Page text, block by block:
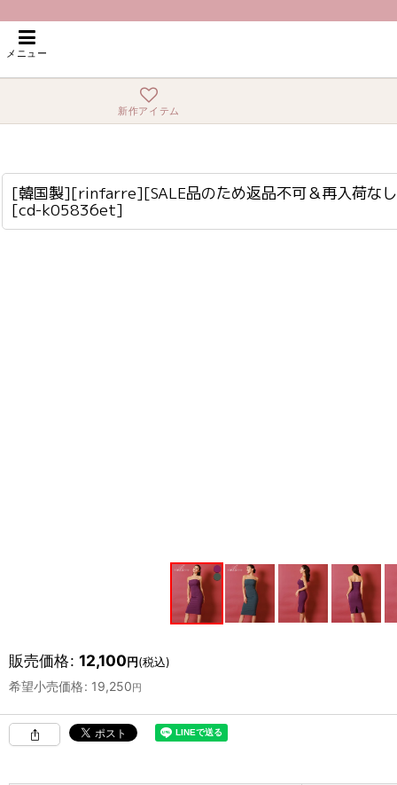
メニュー
新作アイテム
ホーム > ミディアム > [韓国製][rinfarre][SALE品のため返品不可＆再入荷なしの
[韓国製][rinfarre][SALE品のため返品不可＆再入荷な
[cd-k05836et]
販売価格: 12,100円(税込)
希望小売価格: 19,250円